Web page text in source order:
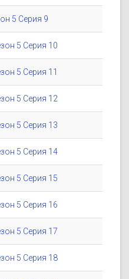
5 Серия 9
5 Серия 10
5 Серия 11
5 Серия 12
5 Серия 13
5 Серия 14
5 Серия 15
5 Серия 16
5 Серия 17
5 Серия 18